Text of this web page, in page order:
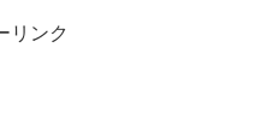
リンク